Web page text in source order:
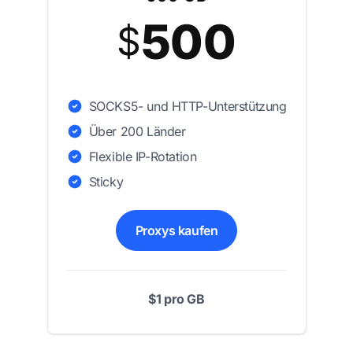
$500
SOCKS5- und HTTP-Unterstützung
Über 200 Länder
Flexible IP-Rotation
Sticky
Proxys kaufen
$1 pro GB